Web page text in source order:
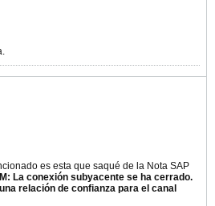
es esta que saqué de la Nota SAP
La conexión subyacente se ha cerrado.
relación de confianza para el canal